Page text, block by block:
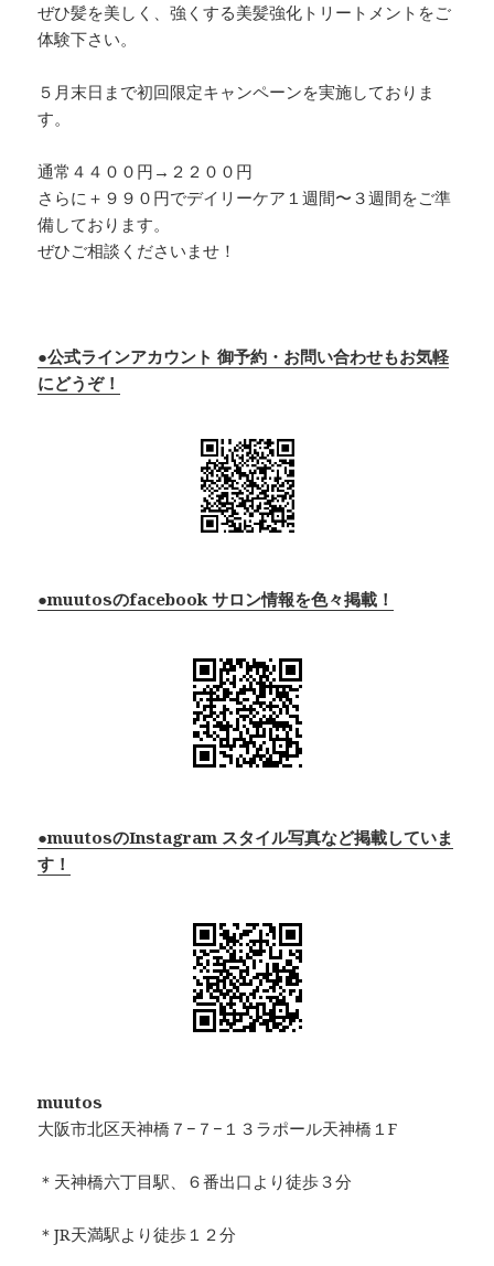
ぜひ髪を美しく、強くする美髪強化トリートメントをご
体験下さい。
５月末日まで初回限定キャンペーンを実施しておりま
す。
通常４４００円→２２００円
さらに＋９９０円でデイリーケア１週間〜３週間をご準
備しております。
ぜひご相談くださいませ！
●公式ラインアカウント 御予約・お問い合わせもお気軽
にどうぞ！
●muutosのfacebook サロン情報を色々掲載！
●muutosのInstagram スタイル写真など掲載していま
す！
muutos
大阪市北区天神橋７−７−１３ラポール天神橋１F
＊天神橋六丁目駅、６番出口より徒歩３分
＊JR天満駅より徒歩１２分